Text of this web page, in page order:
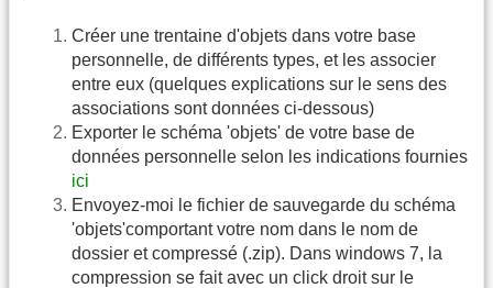
Créer une trentaine d'objets dans votre base
personnelle, de différents types, et les associer
entre eux (quelques explications sur le sens des
associations sont données ci-dessous)
Exporter le schéma 'objets' de votre base de
données personnelle selon les indications fournies
ici
Envoyez-moi le fichier de sauvegarde du schéma
'objets'comportant votre nom dans le nom de
dossier et compressé (.zip). Dans windows 7, la
compression se fait avec un click droit sur le